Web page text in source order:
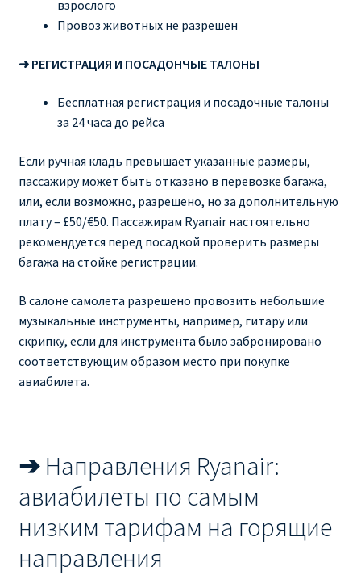
взрослого
Провоз животных не разрешен
➜ РЕГИСТРАЦИЯ И ПОСАДОНЧЫЕ ТАЛОНЫ
Бесплатная регистрация и посадочные талоны
за 24 часа до рейса
Если ручная кладь превышает указанные размеры,
пассажиру может быть отказано в перевозке багажа,
или, если возможно, разрешено, но за дополнительную
плату – £50/€50. Пассажирам Ryanair настоятельно
рекомендуется перед посадкой проверить размеры
багажа на стойке регистрации.
В салоне самолета разрешено провозить небольшие
музыкальные инструменты, например, гитару или
скрипку, если для инструмента было забронировано
соответствующим образом место при покупке
авиабилета.
➔ Направления Ryanair:
авиабилеты по самым
низким тарифам на горящие
направления